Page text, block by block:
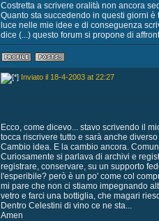
Costretta a scrivere oralità non ancora
Quanto sta succedendo in questi giorni
luce nelle mie idee e di conseguenza
dice (...) questo forum si propone di
Inviato il 18-4-2003 at 22:27
Ecco, come dicevo... stavo scrivendo il
tocca riscrivere tutto e sarà anche
Cambio idea. E la cambio ancora.
Curiosamente si parlava di archivi e
registrare, conservare, su un supporto
l'esperibile? però è un po' come col
mi pare che non ci stiamo impegnando
vetro e farci una bottiglia, che magari
Dentro Celestini di vino ce ne sta...
Amen